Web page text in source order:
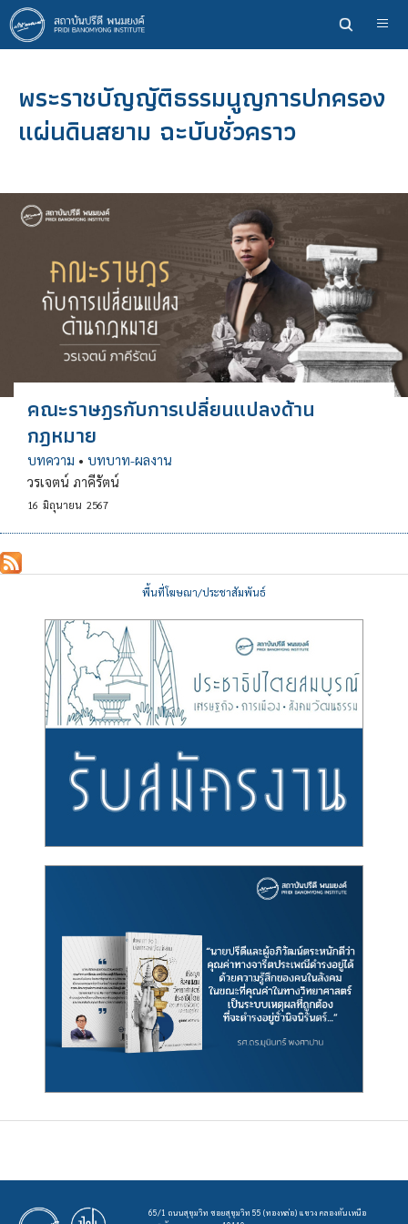
ข้าม
ไป
ยัง
หลักพระราชบัญญัติธรรมนูญการปกครอง
แผ่นดินสยาม ฉะบับชั่วคราว
คณะราษฎรกับการเปลี่ยนแปลงด้าน
กฎหมาย
บทความ • บทบาท-ผลงาน
วรเจตน์ ภาคีรัตน์
16 มิถุนายน 2567
พื้นที่โฆษณา/ประชาสัมพันธ์
65/1 ถนนสุขุมวิท ซอยสุขุมวิท 55 (ทองหล่อ) แขวง คลองตันเหนือ